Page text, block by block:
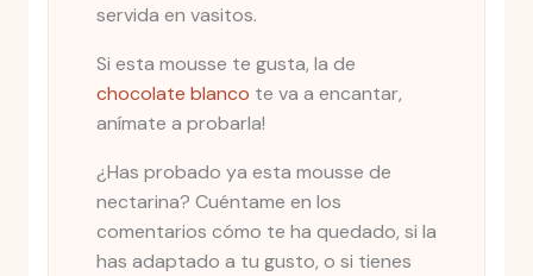
servida en vasitos.
Si esta mousse te gusta, la de
chocolate blanco te va a encantar,
anímate a probarla!
¿Has probado ya esta mousse de
nectarina? Cuéntame en los
comentarios cómo te ha quedado, si la
has adaptado a tu gusto, o si tienes